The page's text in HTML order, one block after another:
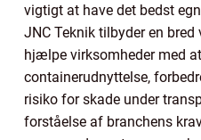
vigtigt at have det bedst
JNC Teknik tilbyder en
hjælpe virksomheder med
containerudnyttelse,
risiko for skade under
forståelse af branchens